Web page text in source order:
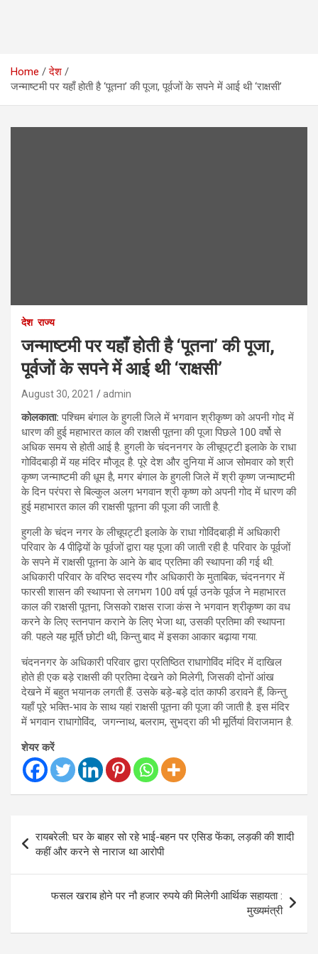
Home
देश
जन्माष्टमी पर यहाँ होती है ‘पूतना’ की पूजा, पूर्वजों के सपने में आई थी ‘राक्षसी’
देश राज्य
जन्माष्टमी पर यहाँ होती है ‘पूतना’ की पूजा,
पूर्वजों के सपने में आई थी ‘राक्षसी’
August 30, 2021 admin
कोलकाता:पश्च‍िम बंगाल के हुगली ज‍िले में भगवान श्रीकृष्ण को अपनी गोद में
धारण की हुई महाभारत काल की राक्षसी पूतना की पूजा पिछले 100 वर्षो से
अधिक समय से होती आई है. हुगली के चंदननगर के लीचूपट्टी इलाके के राधा
गोविंदबाड़ी में यह मंद‍िर मौजूद है. पूरे देश और दुनिया में आज सोमवार को श्री
कृष्ण जन्माष्टमी की धूम है, मगर बंगाल के हुगली जिले में श्री कृष्ण जन्माष्टमी
के दिन परंपरा से बिल्कुल अलग भगवान श्री कृष्ण को अपनी गोद में धारण की
हुई महाभारत काल की राक्षसी पूतना की पूजा की जाती है.
हुगली के चंदन नगर के लीचूपट्टी इलाके के राधा गोविंदबाड़ी में अधिकारी
परिवार के 4 पीढ़ियों के पूर्वजों द्वारा यह पूजा की जाती रही है. पर‍िवार के पूर्वजों
के सपने में राक्षसी पूतना के आने के बाद प्रतिमा की स्थापना की गई थी.
अधिकारी परिवार के वरिष्ठ सदस्य गौर अधिकारी के मुताबिक, चंदननगर में
फारसी शासन की स्थापना से लगभग 100 वर्ष पूर्व उनके पूर्वज ने महाभारत
काल की राक्षसी पूतना, जिसको राक्षस राजा कंस ने भगवान श्रीकृष्ण का वध
करने के लिए स्तनपान कराने के लिए भेजा था, उसकी प्रतिमा की स्थापना
की. पहले यह मूर्ति छोटी थी, किन्तु बाद में इसका आकार बढ़ाया गया.
चंदननगर के अधिकारी परिवार द्वारा प्रतिष्ठित राधागोविंद मंदिर में दाखिल
होते ही एक बड़े राक्षसी की प्रतिमा देखने को मिलेगी, जिसकी दोनों आंख
देखने में बहुत भयानक लगती हैं. उसके बड़े-बड़े दांत काफी डरावने हैं, किन्तु
यहाँ पूरे भक्ति-भाव के साथ यहां राक्षसी पूतना की पूजा की जाती है. इस मंदिर
में भगवान राधागोविंद, जगन्नाथ, बलराम, सुभद्रा की भी मूर्तियां विराजमान है.
शेयर करें
navigation
रायबरेली: घर के बाहर सो रहे भाई-बहन पर एसिड फेंका, लड़की की शादी
कहीं और करने से नाराज था आरोपी
फसल खराब होने पर नौ हजार रुपये की मिलेगी आर्थिक सहायता :
मुख्यमंत्री